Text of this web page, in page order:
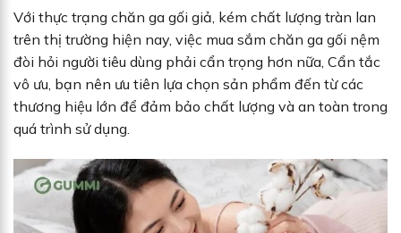
Với thực trạng chăn ga gối giả, kém chất lượng tràn lan
trên thị trường hiện nay, việc mua sắm chăn ga gối nệm
đòi hỏi người tiêu dùng phải cẩn trọng hơn nữa, Cẩn tắc
vô ưu, bạn nên ưu tiên lựa chọn sản phẩm đến từ các
thương hiệu lớn để đảm bảo chất lượng và an toàn trong
quá trình sử dụng.